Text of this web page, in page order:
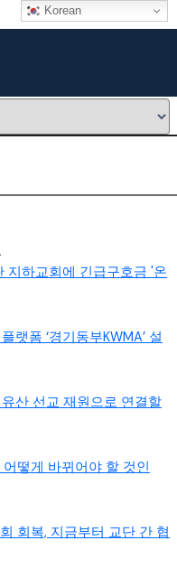
지하교회에 긴급구호금 '온
랫폼 ‘경기동부KWMA’ 설
산 선교 재원으로 연결할
떻게 바뀌어야 할 것인
회복, 지금부터 교단 간 협
Korean